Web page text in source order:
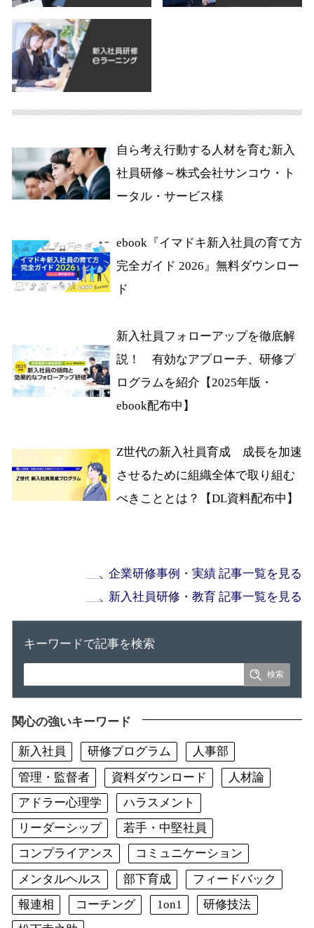
自ら考え行動する人材を育む新入
社員研修～株式会社サンコウ・ト
ータル・サービス様
ebook『イマドキ新入社員の育て方
完全ガイド 2026』無料ダウンロー
ド
新入社員フォローアップを徹底解
説！ 有効なアプローチ、研修プ
ログラムを紹介【2025年版・
ebook配布中】
Z世代の新入社員育成 成長を加速
させるために組織全体で取り組む
べきこととは？【DL資料配布中】
企業研修事例・実績 記事一覧を見る
新入社員研修・教育 記事一覧を見る
キーワードで記事を検索
関心の強いキーワード
新入社員 研修プログラム
人事部
管理・監督者
資料ダウンロード
人材論
アドラー心理学
ハラスメント
リーダーシップ
若手・中堅社員
コンプライアンス
コミュニケーション
メンタルヘルス
部下育成
フィードバック
報連相
コーチング 1on1
研修技法